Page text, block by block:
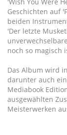
Geschichten auf
beiden
'Der letzte
noch so magisch
Das Album wird
darunter auch
Mediabook
ausgewählten
Meisterwerken